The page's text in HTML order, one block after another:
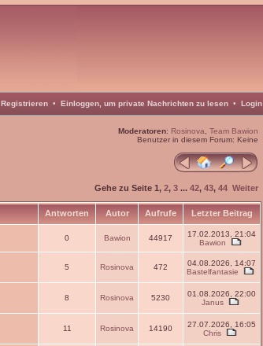
Registrieren • Einloggen, um private Nachrichten zu lesen • Login
Moderatoren: Rosinova
Team Bawion
Benutzer in diesem Forum: Keine
Gehe zu Seite 1, 2, 3 ... 42, 43, 44 Weiter
Antworten Autor Aufrufe Letzter Beitrag
0 Bawion 44917
17.02.2013, 21:04
Bawion
5 Rosinova 472
04.08.2026, 14:07
Bastelfantasie
8 Rosinova 5230
01.08.2026, 22:00
Janus
11 Rosinova 14190
27.07.2026, 16:05
Chris